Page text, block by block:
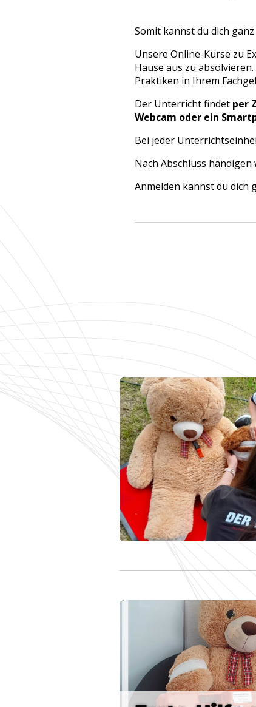
Somit kannst du dich
Unsere Online-Kurse zu
Hause aus zu
Praktiken in Ihrem
Der Unterricht findet per
Webcam oder ein
Bei jeder
Nach Abschluss händigen
Anmelden kannst du dich